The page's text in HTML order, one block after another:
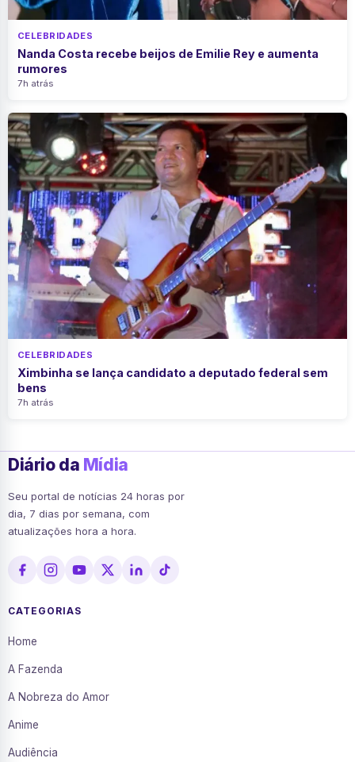
CELEBRIDADES
Nanda Costa recebe beijos de Emilie Rey e aumenta
rumores
7h atrás
CELEBRIDADES
Ximbinha se lança candidato a deputado federal sem
bens
7h atrás
Diário da Mídia
Seu portal de notícias 24 horas por
dia, 7 dias por semana, com
atualizações hora a hora.
CATEGORIAS
Home
A Fazenda
A Nobreza do Amor
Anime
Audiência